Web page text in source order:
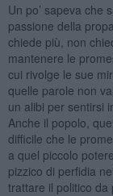
Un po’ sapeva che
passione della
chiede più, non
mantenere le
cui rivolge le sue
quelle parole non
un alibi per sentirsi
Anche il popolo,
difficile che le
a quel piccolo
pizzico di perfidia
trattare il politico da